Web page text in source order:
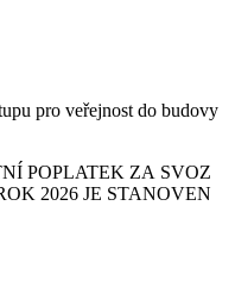
pro veřejnost do budovy
POPLATEK ZA SVOZ
2026 JE STANOVEN